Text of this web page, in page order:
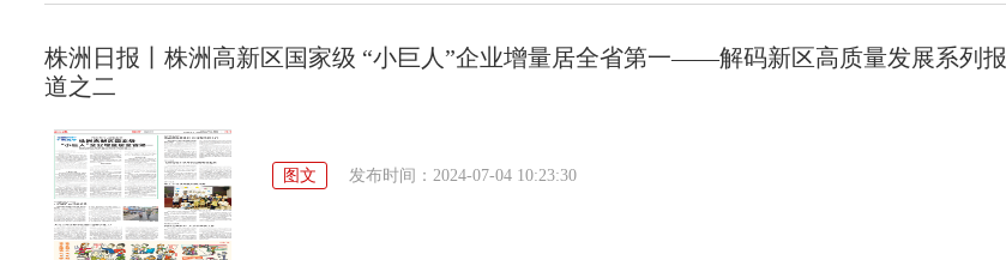
株洲日报丨株洲高新区国家级 “小巨人”企业增量居全省第一——解码新区高质量发展系列报
道之二
图文 发布时间：2024-07-04 10:23:30